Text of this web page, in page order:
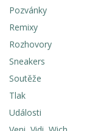
Pozvánky
Remixy
Rozhovory
Sneakers
Soutěže
Tlak
Události